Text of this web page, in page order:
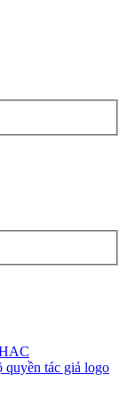
quyền tác giả logo